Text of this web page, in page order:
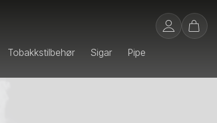
Tobakkstilbehør Sigar Pipe